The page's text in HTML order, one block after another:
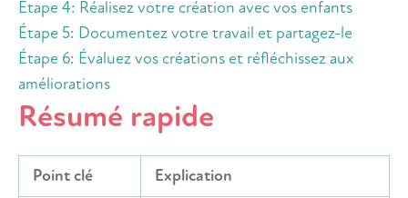
Étape 4: Réalisez votre création avec vos enfants
Étape 5: Documentez votre travail et partagez-le
Étape 6: Évaluez vos créations et réfléchissez aux
améliorations
Résumé rapide
Point clé
Explication